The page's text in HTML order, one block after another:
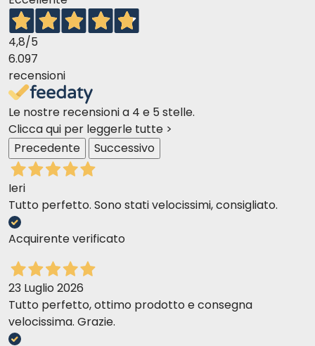
4,8/5
6.097
recensioni
Le nostre recensioni a 4 e 5 stelle.
Clicca qui per leggerle tutte >
Precedente
Successivo
Ieri
Tutto perfetto. Sono stati velocissimi, consigliato.
Acquirente verificato
23 Luglio 2026
Tutto perfetto, ottimo prodotto e consegna
velocissima. Grazie.